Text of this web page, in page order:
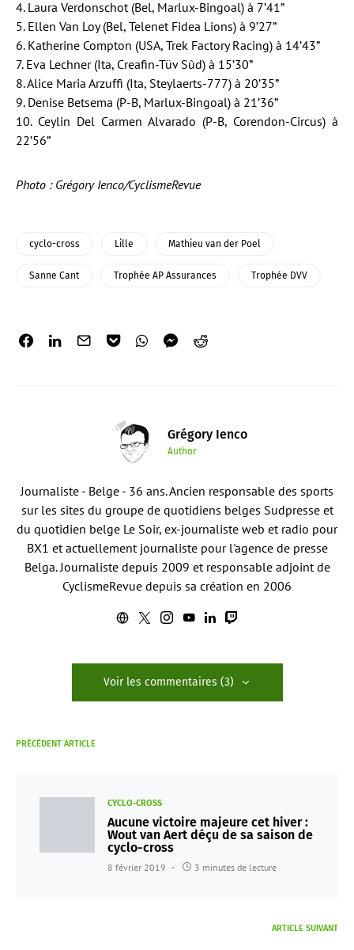
4. Laura Verdonschot (Bel, Marlux-Bingoal) à 7’41”
5. Ellen Van Loy (Bel, Telenet Fidea Lions) à 9’27”
6. Katherine Compton (USA, Trek Factory Racing) à 14’43”
7. Eva Lechner (Ita, Creafin-Tüv Sûd) à 15’30”
8. Alice Maria Arzuffi (Ita, Steylaerts-777) à 20’35”
9. Denise Betsema (P-B, Marlux-Bingoal) à 21’36”
10. Ceylin Del Carmen Alvarado (P-B, Corendon-Circus) à
22’56”
Photo : Grégory Ienco/CyclismeRevue
cyclo-cross Lille Mathieu van der Poel
Sanne Cant Trophée AP Assurances Trophée DVV
Grégory Ienco
Author
Journaliste - Belge - 36 ans. Ancien responsable des sports
sur les sites du groupe de quotidiens belges Sudpresse et
du quotidien belge Le Soir, ex-journaliste web et radio pour
BX1 et actuellement journaliste pour l'agence de presse
Belga. Journaliste depuis 2009 et responsable adjoint de
CyclismeRevue depuis sa création en 2006
Voir les commentaires (3)
PRÉCÉDENT ARTICLE
CYCLO-CROSS
Aucune victoire majeure cet hiver :
Wout van Aert déçu de sa saison de
cyclo-cross
8 février 2019 3 minutes de lecture
ARTICLE SUIVANT